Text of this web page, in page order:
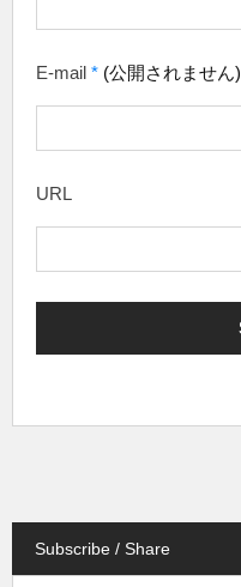
E-mail * (公開されません)
URL
Subscribe / Share